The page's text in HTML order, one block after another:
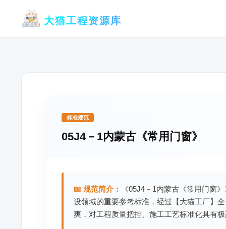
大猫工程资源库
标准规范
05J4－1内蒙古《常用门窗》
📖 规范简介：
《05J4－1内蒙古《常用门窗
设领域的重要参考标准，经过【大猫工厂】
爽，对工程质量把控、施工工艺标准化具有